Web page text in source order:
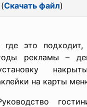
Скачать файл)
это подходит,
рекламы –
на карты